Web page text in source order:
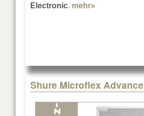
Electronic. mehr»
Shure Microflex